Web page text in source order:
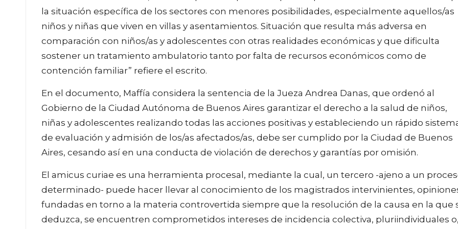
la situación específica de los sectores con menores posibilidades, especialmente aquellos/as
niños y niñas que viven en villas y asentamientos. Situación que resulta más adversa en
comparación con niños/as y adolescentes con otras realidades económicas y que dificulta
sostener un tratamiento ambulatorio tanto por falta de recursos económicos como de
contención familiar” refiere el escrito.
En el documento, Maffía considera la sentencia de la Jueza Andrea Danas, que ordenó al
Gobierno de la Ciudad Autónoma de Buenos Aires garantizar el derecho a la salud de niños,
niñas y adolescentes realizando todas las acciones positivas y estableciendo un rápido
de evaluación y admisión de los/as afectados/as, debe ser cumplido por la Ciudad de Buenos
Aires, cesando así en una conducta de violación de derechos y garantías por omisión.
El amicus curiae es una herramienta procesal, mediante la cual, un tercero -ajeno a un
determinado- puede hacer llevar al conocimiento de los magistrados intervinientes,
fundadas en torno a la materia controvertida siempre que la resolución de la causa en la que
deduzca, se encuentren comprometidos intereses de incidencia colectiva, pluriindividuales o,